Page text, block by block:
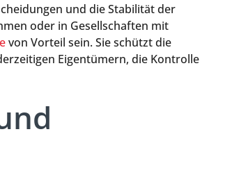
und die Stabilität der
oder in Gesellschaften mit
von Vorteil sein. Sie schützt die
Eigentümern, die Kontrolle